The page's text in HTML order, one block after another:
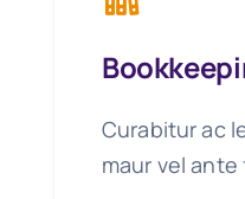
Curabitur ac
maur vel ante